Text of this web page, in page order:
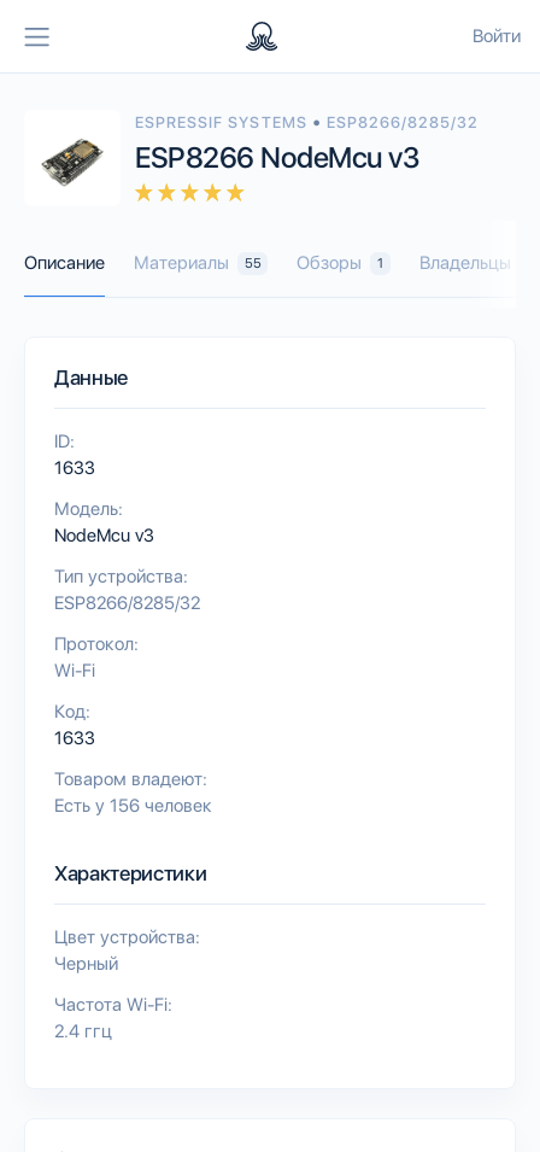
Войти
ESPRESSIF SYSTEMS • ESP8266/8285/32
ESP8266 NodeMcu v3
Описание Материалы 55 Обзоры 1 Владельцы
Данные
ID:
1633
Модель:
NodeMcu v3
Тип устройства:
ESP8266/8285/32
Протокол:
Wi-Fi
Код:
1633
Товаром владеют:
Есть у 156 человек
Характеристики
Цвет устройства:
Черный
Частота Wi-Fi:
2.4 ггц